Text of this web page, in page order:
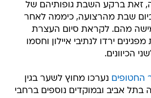
זאת ברקע השבת גופותיהם של
שבת מהרצועה, כיממה לאחר
מהם. לקראת סיום העצרת
ירדו לנתיבי איילון וחסמו
הכיוונים.
החטופים נערכו מחוץ לשער בגין
בתל אביב ובמוקדים נוספים ברחבי